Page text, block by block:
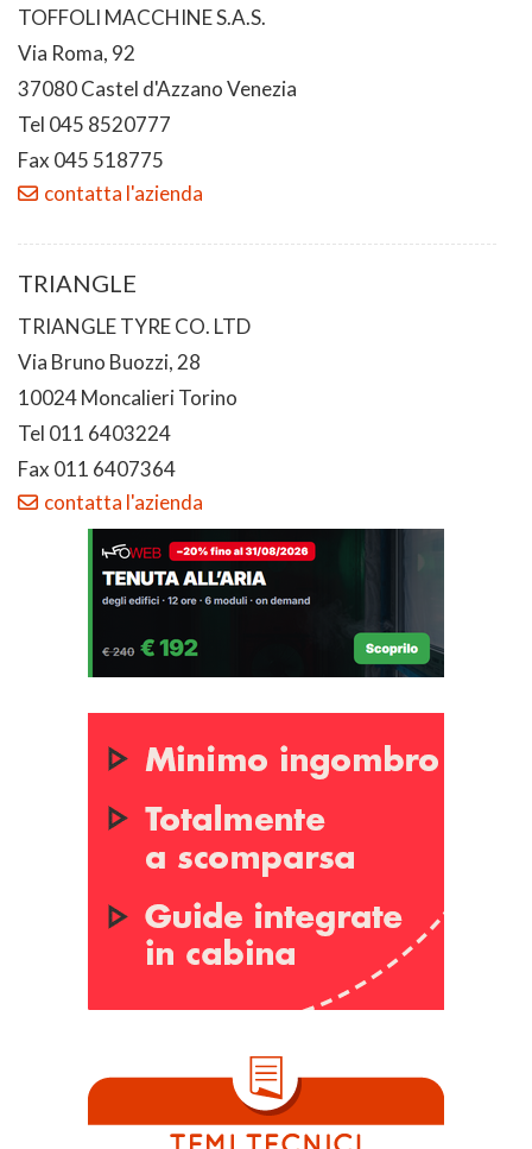
TOFFOLI MACCHINE S.A.S.
Via Roma, 92
37080 Castel d'Azzano Venezia
Tel 045 8520777
Fax 045 518775
contatta l'azienda
TRIANGLE
TRIANGLE TYRE CO. LTD
Via Bruno Buozzi, 28
10024 Moncalieri Torino
Tel 011 6403224
Fax 011 6407364
contatta l'azienda